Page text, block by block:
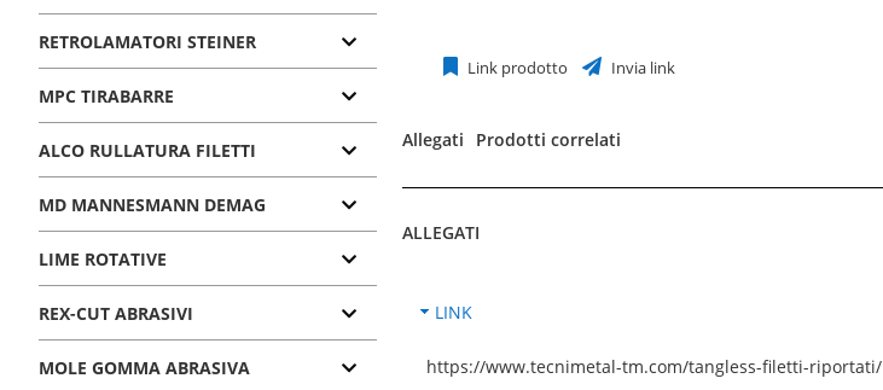
RETROLAMATORI STEINER
MPC TIRABARRE
ALCO RULLATURA FILETTI
MD MANNESMANN DEMAG
LIME ROTATIVE
REX-CUT ABRASIVI
MOLE GOMMA ABRASIVA
Link prodotto Invia link
Allegati Prodotti correlati
ALLEGATI
LINK
https://www.tecnimetal-tm.com/tangless-filetti-riportati/